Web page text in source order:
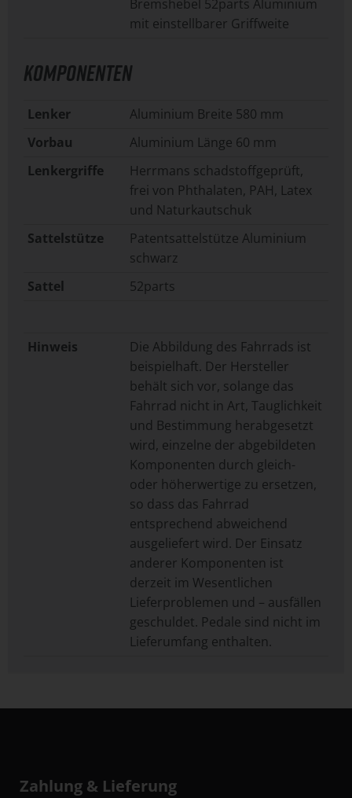
Bremshebel 52parts Aluminium
mit einstellbarer Griffweite
KOMPONENTEN
Lenker
Aluminium Breite 580 mm
Vorbau
Aluminium Länge 60 mm
Lenkergriffe
Herrmans schadstoffgeprüft,
frei von Phthalaten, PAH, Latex
und Naturkautschuk
Sattelstütze
Patentsattelstütze Aluminium
schwarz
Sattel
52parts
Hinweis
Die Abbildung des Fahrrads ist
beispielhaft. Der Hersteller
behält sich vor, solange das
Fahrrad nicht in Art, Tauglichkeit
und Bestimmung herabgesetzt
wird, einzelne der abgebildeten
Komponenten durch gleich-
oder höherwertige zu ersetzen,
so dass das Fahrrad
entsprechend abweichend
ausgeliefert wird. Der Einsatz
anderer Komponenten ist
derzeit im Wesentlichen
Lieferproblemen und – ausfällen
geschuldet. Pedale sind nicht im
Lieferumfang enthalten.
Zahlung & Lieferung